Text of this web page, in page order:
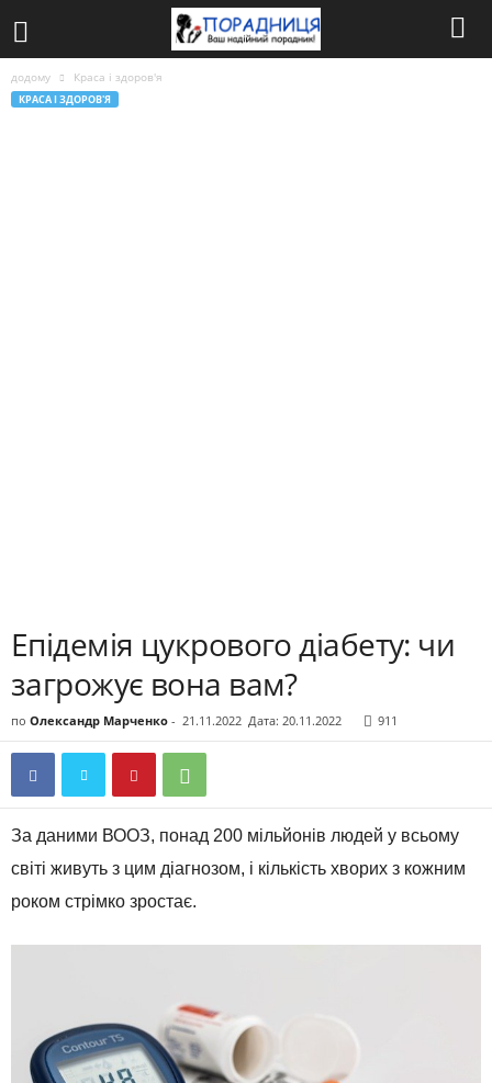
додому Краса і здоров'я
КРАСА І ЗДОРОВ'Я
Епідемія цукрового діабету: чи
загрожує вона вам?
по Олександр Марченко - 21.11.2022 Дата: 20.11.2022 911
За даними ВООЗ, понад 200 мільйонів людей у всьому
світі живуть з цим діагнозом, і кількість хворих з кожним
роком стрімко зростає.